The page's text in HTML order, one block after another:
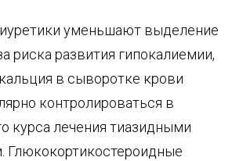
уменьшают выделение
риска развития гипокалиемии,
в сыворотке крови
контролироваться в
курса лечения тиазидными
Глюкокортикостероидные